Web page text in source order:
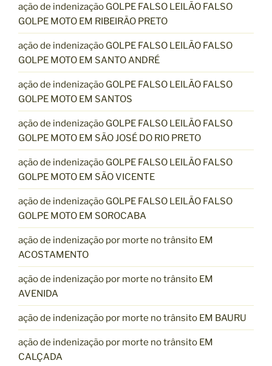
ação de indenização GOLPE FALSO LEILÃO FALSO
GOLPE MOTO EM RIBEIRÃO PRETO
ação de indenização GOLPE FALSO LEILÃO FALSO
GOLPE MOTO EM SANTO ANDRÉ
ação de indenização GOLPE FALSO LEILÃO FALSO
GOLPE MOTO EM SANTOS
ação de indenização GOLPE FALSO LEILÃO FALSO
GOLPE MOTO EM SÃO JOSÉ DO RIO PRETO
ação de indenização GOLPE FALSO LEILÃO FALSO
GOLPE MOTO EM SÃO VICENTE
ação de indenização GOLPE FALSO LEILÃO FALSO
GOLPE MOTO EM SOROCABA
ação de indenização por morte no trânsito EM
ACOSTAMENTO
ação de indenização por morte no trânsito EM
AVENIDA
ação de indenização por morte no trânsito EM BAURU
ação de indenização por morte no trânsito EM
CALÇADA